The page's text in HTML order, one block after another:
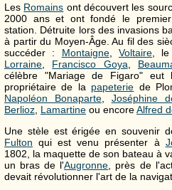
Les Romains ont découvert les
2000 ans et ont fondé le
station. Détruite lors des invasions
à partir du Moyen-Âge. Au fil des
succéder : Montaigne, Voltaire, le
Lorraine
Francisco Goya
célèbre "Mariage de Figaro"
propriétaire de la papeterie de
Napoléon Bonaparte, Joséphine
Berlioz Lamartine ou encoreAlfred
Une stèle est érigée en souvenir
Fulton qui est venu présenter à
1802, la maquette de son bateau à
un bras de l'Augronne, près de
devait révolutionner l'art de la